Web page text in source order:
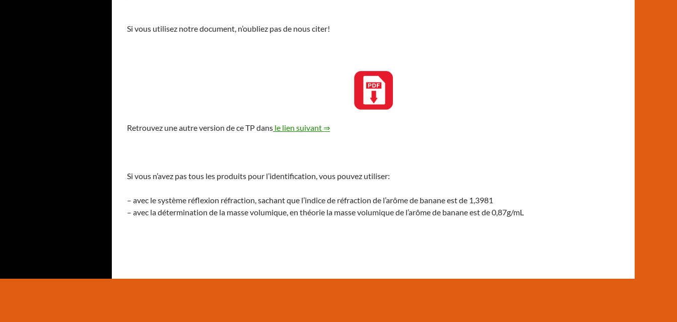
Si vous utilisez notre document, n’oubliez pas de nous citer!
Retrouvez une autre version de ce TP dans le lien suivant ⇒
Si vous n’avez pas tous les produits pour l’identification, vous pouvez utiliser:
– avec le système réflexion réfraction, sachant que l’indice de réfraction de l’arôme de banane est de 1,3981
– avec la détermination de la masse volumique, en théorie la masse volumique de l’arôme de banane est de 0,87g/mL